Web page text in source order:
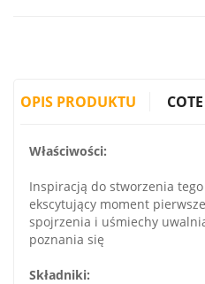
OPIS PRODUKTU
Właściwości:
Inspiracją do stworzenia tego
ekscytujący moment
spojrzenia i uśmiechy
poznania się
Składniki: